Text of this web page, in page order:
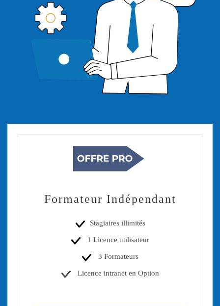
Formateur Indépendant
Stagiaires illimités
1 Licence utilisateur
3 Formateurs
Licence intranet en Option